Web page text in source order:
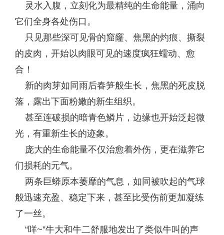
灵水入腹，立刻化为最精纯的生命能量，涌向
它们全身各处伤口。
只见那些深可见骨的窟窿、焦黑的灼痕、撕裂
的皮肉，开始以肉眼可见的速度疯狂蠕动、愈
合！
新的肉芽如同雨后春笋般生长，焦黑的死皮脱
落，露出下面粉嫩的新生组织。
甚至连破损的暗青色鳞片，边缘也开始泛起微
光，有重新生长的迹象。
庞大的生命能量不仅治愈着外伤，更在滋养它
们损耗的元气。
两条巨蟒原本萎靡的气息，如同被吹起的气球
般迅速充盈、稳定下来，甚至比受伤前更加凝练
了一丝。
“咩~”牛大和牛二舒服地发出了类似牛叫的声